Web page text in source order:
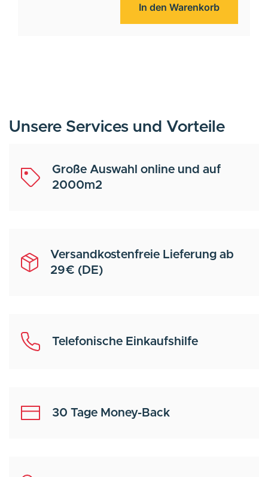
In den Warenkorb
Unsere Services und Vorteile
Große Auswahl online und auf
2000m2
Versandkostenfreie Lieferung ab
29€ (DE)
Telefonische Einkaufshilfe
30 Tage Money-Back